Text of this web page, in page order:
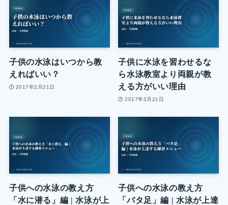
子供の水泳はいつから教
えればいい？
2017年2月21日
子供に水泳を習わせるな
ら水泳教室より両親が教
える方がいい理由
2017年2月21日
子供への水泳の教え方
「水に潜る」編 | 水泳が上
子供への水泳の教え方
「バタ足」編 | 水泳が上達